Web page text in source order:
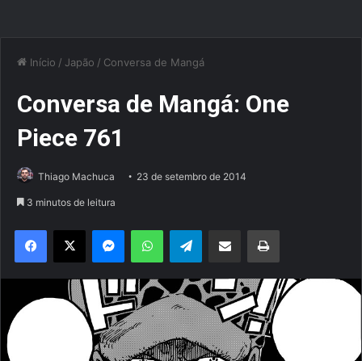
Início / Japão / Conversa de Mangá
Conversa de Mangá: One
Piece 761
Thiago Machuca 23 de setembro de 2014
3 minutos de leitura